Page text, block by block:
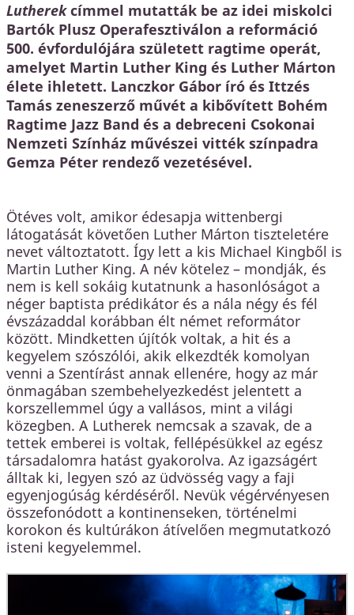
Lutherekcímmel mutatták be az idei miskolci
Bartók Plusz Operafesztiválon a reformáció
500. évfordulójára született ragtime operát,
amelyet Martin Luther King és Luther Márton
élete ihletett. Lanczkor Gábor író és Ittzés
Tamás zeneszerző művét a kibővített Bohém
Ragtime Jazz Band és a debreceni Csokonai
Nemzeti Színház művészei vitték színpadra
Gemza Péter rendező vezetésével.
Ötéves volt, amikor édesapja wittenbergi
látogatását követően Luther Márton tiszteletére
nevet változtatott. Így lett a kis Michael Kingből is
Martin Luther King. A név kötelez – mondják, és
nem is kell sokáig kutatnunk a hasonlóságot a
néger baptista prédikátor és a nála négy és fél
évszázaddal korábban élt német reformátor
között. Mindketten újítók voltak, a hit és a
kegyelem szószólói, akik elkezdték komolyan
venni a Szentírást annak ellenére, hogy az már
önmagában szembehelyezkedést jelentett a
korszellemmel úgy a vallásos, mint a világi
közegben. A Lutherek nemcsak a szavak, de a
tettek emberei is voltak, fellépésükkel az egész
társadalomra hatást gyakorolva. Az igazságért
álltak ki, legyen szó az üdvösség vagy a faji
egyenjogúság kérdéséről. Nevük végérvényesen
összefonódott a kontinenseken, történelmi
korokon és kultúrákon átívelően megmutatkozó
isteni kegyelemmel.